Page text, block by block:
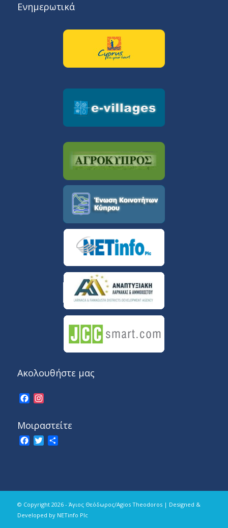
Ενημερωτικά
Ακολουθήστε μας
Facebook
Μοιραστείτε
Facebook
Twitter
© Copyright 2026 - Άγιος Θεόδωρος/Agios Theodoros | Designed &
Developed by NETinfo Plc